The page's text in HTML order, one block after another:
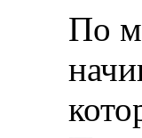
По